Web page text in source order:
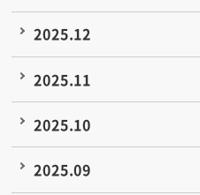
2025.12
2025.11
2025.10
2025.09